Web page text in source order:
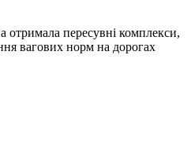
пересувні комплекси,
вагових норм на дорогах